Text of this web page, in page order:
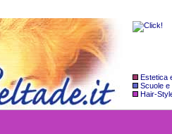
Estetica
Scuole e
Hair-